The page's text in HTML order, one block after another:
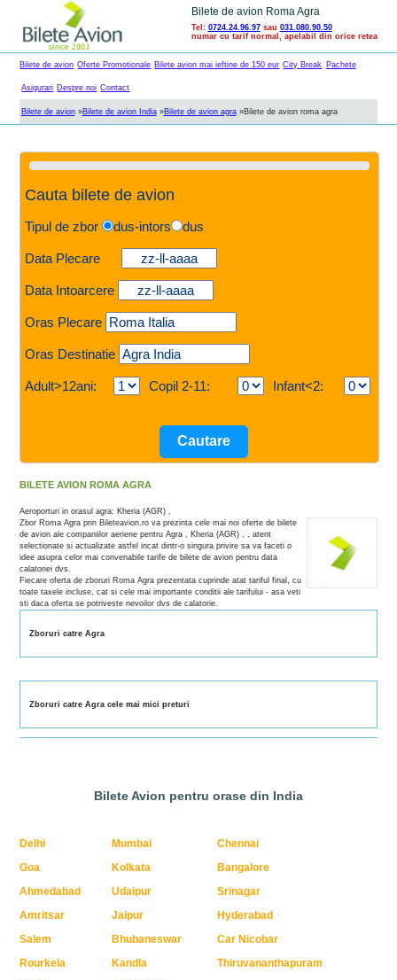
Bilete de avion Roma Agra
Tel: 0724.24.96.97sau 031.080.90.50
numar cu tarif normal, apelabil din orice retea
Bilete de avion Oferte Promotionale Bilete avion mai ieftine de 150 eur City Break Pachete
Asigurari Despre noi Contact
Bilete de avion»Bilete de avion India»Bilete de avion agra»Bilete de avion roma agra
Cauta bilete de avion
Tipul de zbor dus-intors dus
Data Plecare
Data Intoarcere
Oras Plecare
Oras Destinatie
Adult>12ani: Copil 2-11: Infant<2:
BILETE AVION ROMA AGRA
Aeroporturi in orasul agra: Kheria (AGR) ,
Zbor Roma Agra prin Bileteavion.ro va prezinta cele mai noi oferte de bilete
de avion ale companiilor aeriene pentru Agra , Kheria (AGR) , , atent
selectionate si actualizate astfel incat dintr-o singura privire sa va faceti o
idee asupra celor mai convenabile tarife de bilete de avion pentru data
calatoriei dvs.
Fiecare oferta de zboruri Roma Agra prezentata cuprinde atat tariful final, cu
toate taxele incluse, cat si cele mai importante conditii ale tarifului - asa veti
sti daca oferta se potriveste nevoilor dvs de calatorie.
Zboruri catre Agra
Zboruri catre Agra cele mai mici preturi
Bilete Avion pentru orase din India
Delhi Mumbai
Chennai
Goa
Kolkata
Bangalore
Ahmedabad
Udaipur
Srinagar
Amritsar
Jaipur
Hyderabad
Salem
Bhubaneswar
Car Nicobar
Rourkela
Kandla
Thiruvananthapuram